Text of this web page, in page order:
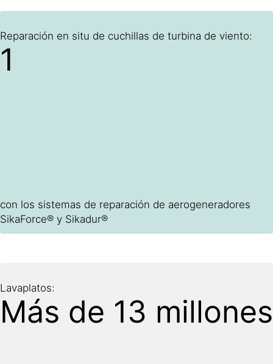
Reparación en situ de cuchillas de turbina de viento:
1
con los sistemas de reparación de aerogeneradores
SikaForce® y Sikadur®
Lavaplatos:
Más de 13 millones